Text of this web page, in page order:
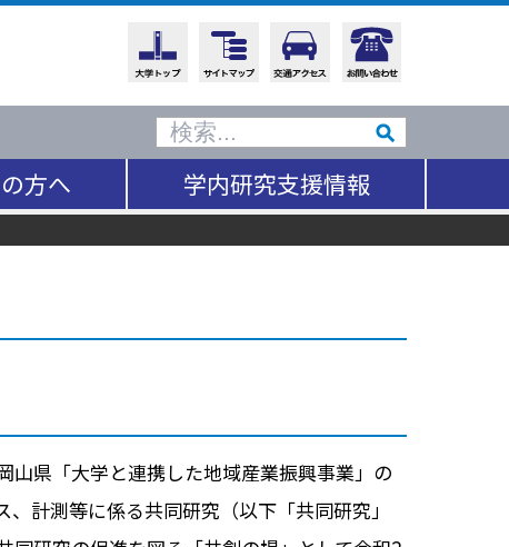
方へ 学内研究支援情報
県「大学と連携した地域産業振興事業」の
計測等に係る共同研究（以下「共同研究」